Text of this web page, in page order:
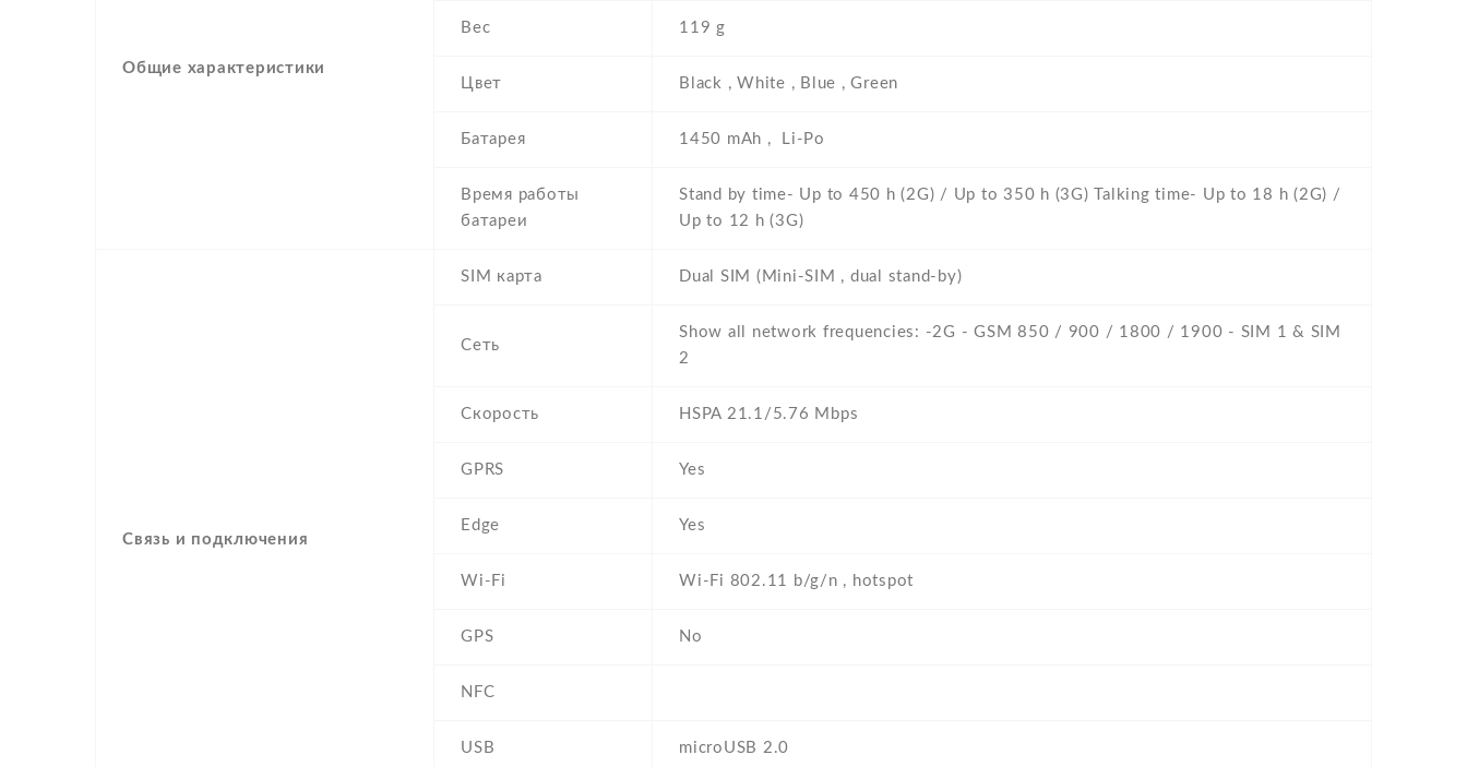
Общие характеристики
Вес 119 g
Цвет Black , White , Blue , Green
Батарея 1450 mAh , Li-Po
Время работы
батареи
Stand by time- Up to 450 h (2G) / Up to 350 h (3G) Talking time- Up to 18 h (2G) /
Up to 12 h (3G)
Связь и подключения
SIM карта Dual SIM (Mini-SIM , dual stand-by)
Сеть
Show all network frequencies: -2G - GSM 850 / 900 / 1800 / 1900 - SIM 1 & SIM
2
Скорость HSPA 21.1/5.76 Mbps
GPRS Yes
Edge Yes
Wi-Fi Wi-Fi 802.11 b/g/n , hotspot
GPS No
NFC
USB microUSB 2.0